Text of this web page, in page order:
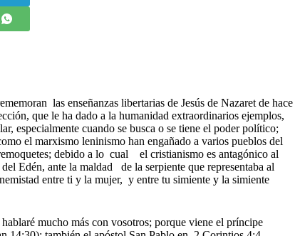
las enseñanzas libertarias de Jesús de Nazaret de hace
que le ha dado a la humanidad extraordinarios ejemplos,
especialmente cuando se busca o se tiene el poder político;
el marxismo leninismo han engañado a varios pueblos del
debido a lo cual el cristianismo es antagónico al
Edén, ante la maldad de la serpiente que representaba al
entre ti y la mujer, y entre tu simiente y la simiente
mucho más con vosotros; porque viene el príncipe